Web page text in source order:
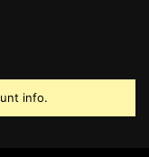
info.